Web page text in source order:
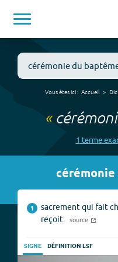
Vous êtes ici : Accueil
«
1 terme
1
sacrement qui fait
reçoit.
source
SIGNE DÉFINITION LSF